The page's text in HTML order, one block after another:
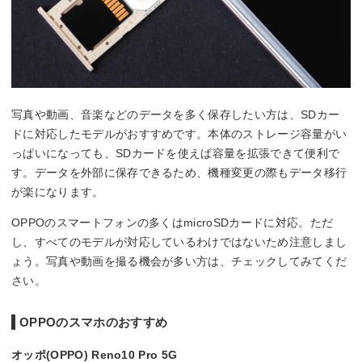
写真や動画、音楽などのデータを多く保存したい方は、SDカー
ドに対応したモデルがおすすめです。本体のストレージ容量がい
っぱいになっても、SDカードを使えば容量を拡張できて便利で
す。データを外部に保存できるため、機種変更の際もデータ移行
が楽になります。
OPPOのスマートフォンの多くはmicroSDカードに対応。ただ
し、すべてのモデルが対応しているわけではないため注意しまし
ょう。写真や動画を撮る機会が多い方は、チェックしてみてくだ
さい。
OPPOのスマホのおすすめ
オッポ(OPPO) Reno10 Pro 5G